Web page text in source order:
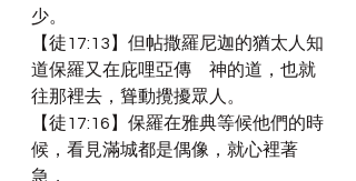
少。
【徒17:13】但帖撒羅尼迦的猶太人知
道保羅又在庇哩亞傳　神的道，也就
往那裡去，聳動攪擾眾人。
【徒17:16】保羅在雅典等候他們的時
候，看見滿城都是偶像，就心裡著
急，